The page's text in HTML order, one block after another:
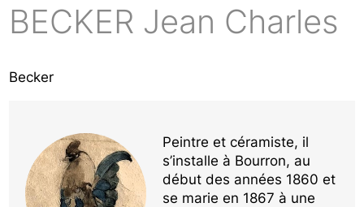
BECKER Jean Charles
Becker
Peintre et céramiste, il
s’installe à Bourron, au
début des années 1860 et
se marie en 1867 à une